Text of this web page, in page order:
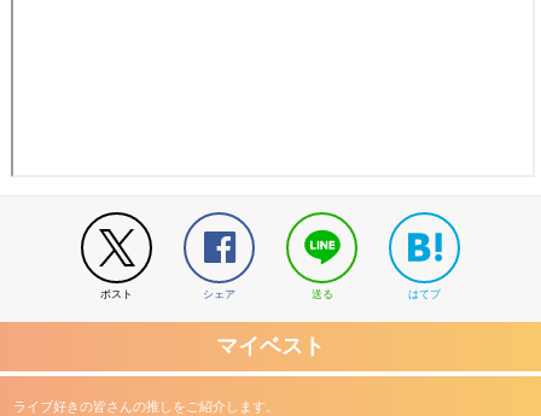
ポスト シェア 送る はてブ
マイベスト
ライブ好きの皆さんの推しをご紹介します。